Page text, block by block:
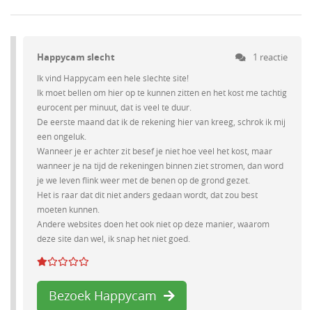
Happycam slecht 1 reactie
Ik vind Happycam een hele slechte site!
Ik moet bellen om hier op te kunnen zitten en het kost me tachtig
eurocent per minuut, dat is veel te duur.
De eerste maand dat ik de rekening hier van kreeg, schrok ik mij
een ongeluk.
Wanneer je er achter zit besef je niet hoe veel het kost, maar
wanneer je na tijd de rekeningen binnen ziet stromen, dan word
je we leven flink weer met de benen op de grond gezet.
Het is raar dat dit niet anders gedaan wordt, dat zou best
moeten kunnen.
Andere websites doen het ook niet op deze manier, waarom
deze site dan wel, ik snap het niet goed.
Bezoek Happycam